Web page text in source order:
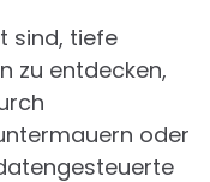
sind, tiefe
zu entdecken,
oder